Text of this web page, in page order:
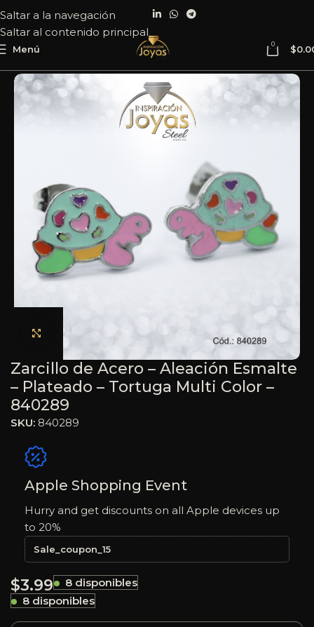
Saltar a la navegación
Saltar al contenido principal
Menú 0 $
Haga clic para ampliar
Zarcillo de Acero – Aleación Esmalte
– Plateado – Tortuga Multi Color –
840289
SKU: 840289
Apple Shopping Event
Hurry and get discounts on all Apple devices up
to 20%
Sale_coupon_15
$3.99
8 disponibles
8 disponibles